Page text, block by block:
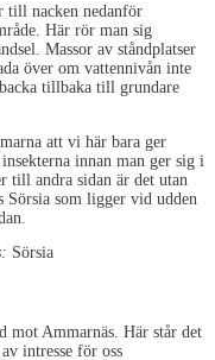
till nacken nedanför
Här rör man sig
Massor av ståndplatser
över om vattennivån inte
tillbaka till grundare
att vi här bara ger
innan man ger sig i
till andra sidan är det utan
Sörsia som ligger vid udden
Sörsia
mot Ammarnäs. Här står det
intresse för oss